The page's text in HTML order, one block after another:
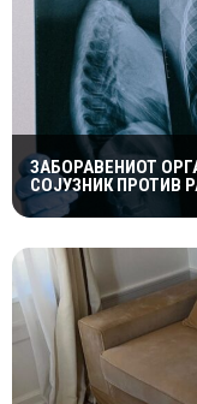
ЗАБОРАВЕНИОТ
СОЈУЗНИК ПРОТИВ
Е ЗНАЧАЕН ТИМУСОТ